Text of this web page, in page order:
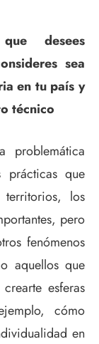
desees
sea
en tu país y
técnico
problemática
prácticas que
los
pero
fenómenos
aquellos que
esferas
cómo
en